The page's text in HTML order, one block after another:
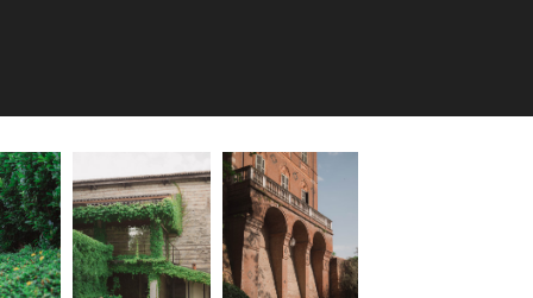
Film Festival Rotterdam
Berlin
Cannes
Festival - Bio to B Industry
Festival